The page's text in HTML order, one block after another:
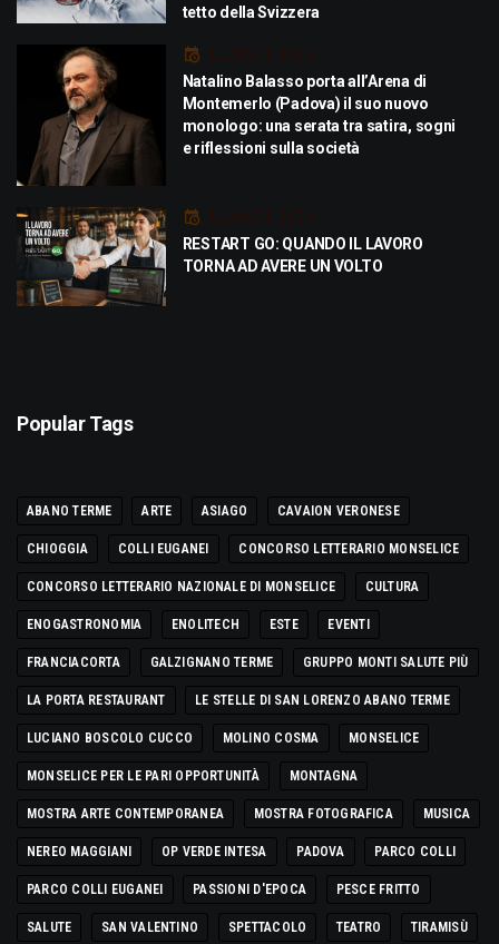
tetto della Svizzera
Luglio 21, 2026
Natalino Balasso porta all’Arena di
Montemerlo (Padova) il suo nuovo
monologo: una serata tra satira, sogni
e riflessioni sulla società
Luglio 21, 2026
RESTART GO: QUANDO IL LAVORO
TORNA AD AVERE UN VOLTO
Popular Tags
ABANO TERME ARTE ASIAGO CAVAION VERONESE
CHIOGGIA COLLI EUGANEI CONCORSO LETTERARIO MONSELICE
CONCORSO LETTERARIO NAZIONALE DI MONSELICE CULTURA
ENOGASTRONOMIA ENOLITECH ESTE EVENTI
FRANCIACORTA GALZIGNANO TERME GRUPPO MONTI SALUTE PIÙ
LA PORTA RESTAURANT LE STELLE DI SAN LORENZO ABANO TERME
LUCIANO BOSCOLO CUCCO MOLINO COSMA MONSELICE
MONSELICE PER LE PARI OPPORTUNITÀ MONTAGNA
MOSTRA ARTE CONTEMPORANEA MOSTRA FOTOGRAFICA MUSICA
NEREO MAGGIANI OP VERDE INTESA PADOVA PARCO COLLI
PARCO COLLI EUGANEI PASSIONI D'EPOCA PESCE FRITTO
SALUTE SAN VALENTINO SPETTACOLO TEATRO TIRAMISÙ